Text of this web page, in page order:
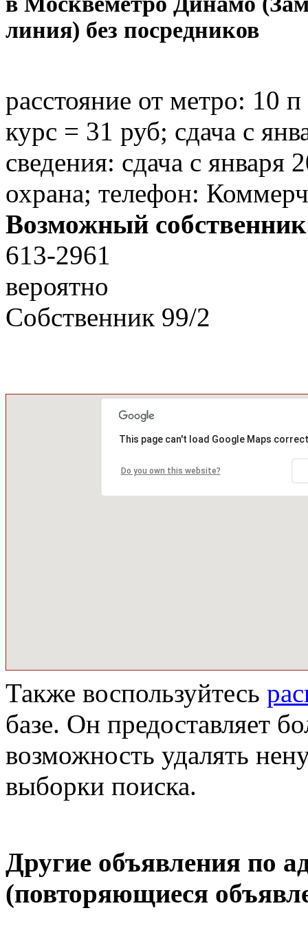
линия) без посредников
расстояние от метро: 10 п
курс = 31 руб; сдача с
сведения: сдача с января
охрана; телефон:
Возможный
613-2961
вероятно
Собственник 99/2
This page can't load Google Maps
Do you own this website?
Также воспользуйтесь
базе. Он предоставляет
возможность удалять
выборки поиска.
Другие объявления по
(повторяющиеся